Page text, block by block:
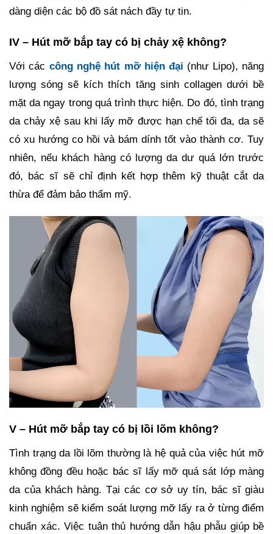
dàng diện các bộ đồ sát nách đầy tự tin.
IV – Hút mỡ bắp tay có bị chảy xệ không?
Với các công nghệ hút mỡ hiện đại (như Lipo), năng
lượng sóng sẽ kích thích tăng sinh collagen dưới bề
mặt da ngay trong quá trình thực hiện. Do đó, tình trạng
da chảy xệ sau khi lấy mỡ được hạn chế tối đa, da sẽ
có xu hướng co hồi và bám dính tốt vào thành cơ. Tuy
nhiên, nếu khách hàng có lượng da dư quá lớn trước
đó, bác sĩ sẽ chỉ định kết hợp thêm kỹ thuật cắt da
thừa để đảm bảo thẩm mỹ.
V – Hút mỡ bắp tay có bị lồi lõm không?
Tình trạng da lồi lõm thường là hệ quả của việc hút mỡ
không đồng đều hoặc bác sĩ lấy mỡ quá sát lớp màng
da của khách hàng. Tại các cơ sở uy tín, bác sĩ giàu
kinh nghiệm sẽ kiểm soát lượng mỡ lấy ra ở từng điểm
chuẩn xác. Việc tuân thủ hướng dẫn hậu phẫu giúp bề